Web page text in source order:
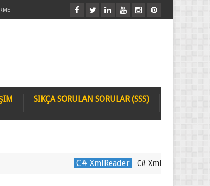
SIKÇA SORULAN SORULAR (SSS)
C# XmlReader C# XmlReader Kullanımı